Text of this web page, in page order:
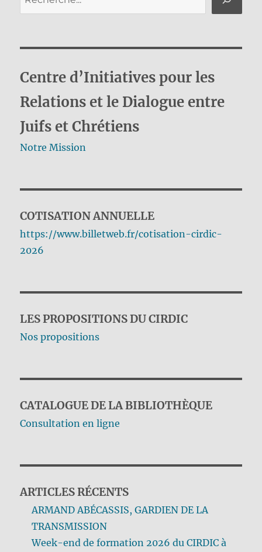
Centre d’Initiatives pour les
Relations et le Dialogue entre
Juifs et Chrétiens
Notre Mission
COTISATION ANNUELLE
https://www.billetweb.fr/cotisation-cirdic-
2026
LES PROPOSITIONS DU CIRDIC
Nos propositions
CATALOGUE DE LA BIBLIOTHÈQUE
Consultation en ligne
ARTICLES RÉCENTS
ARMAND ABÉCASSIS, GARDIEN DE LA
TRANSMISSION
Week-end de formation 2026 du CIRDIC à